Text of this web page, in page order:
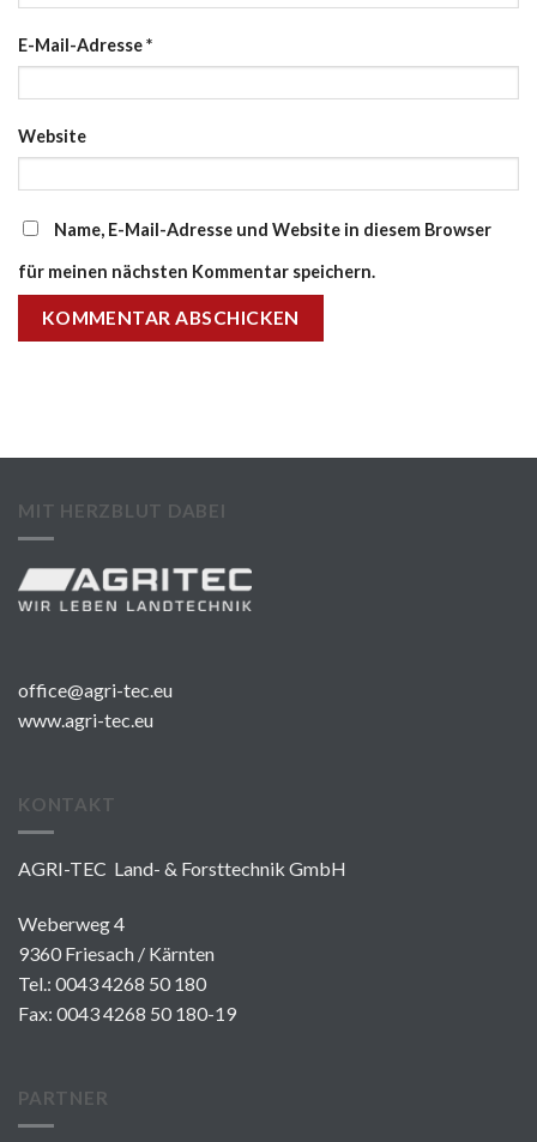
E-Mail-Adresse*
Website
Name, E-Mail-Adresse und Website in diesem Browser
für meinen nächsten Kommentar speichern.
MIT HERZBLUT DABEI
office@agri-tec.eu
www.agri-tec.eu
KONTAKT
AGRI-TEC Land- & Forsttechnik GmbH
Weberweg 4
9360 Friesach / Kärnten
Tel.: 0043 4268 50 180
Fax: 0043 4268 50 180-19
PARTNER